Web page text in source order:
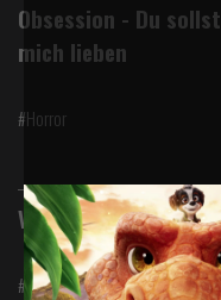
Obsession - Du sollst
mich lieben
#Horror
Vaiana (Live Action)
#Abenteuer #Action